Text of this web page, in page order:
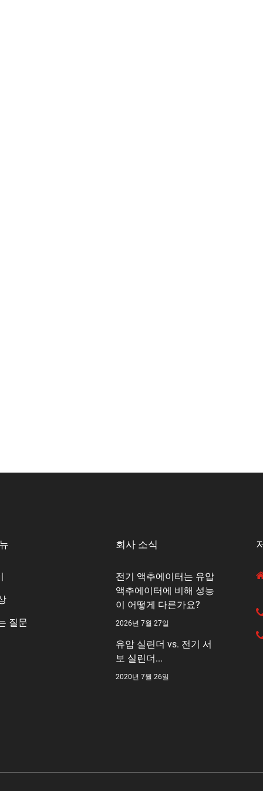
질문
회사 소식
전기 액추에이터는 유압
액추에이터에 비해 성능
이 어떻게 다른가요?
2026년 7월 27일
유압 실린더 vs. 전기 서
보 실린더...
2020년 7월 26일